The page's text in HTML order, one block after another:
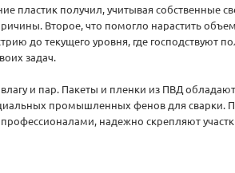
пластик получил, учитывая собственные
Второе, что помогло нарастить
до текущего уровня, где господствуют
задач.
и пар. Пакеты и пленки из ПВД
промышленных фенов для
надежно скрепляют